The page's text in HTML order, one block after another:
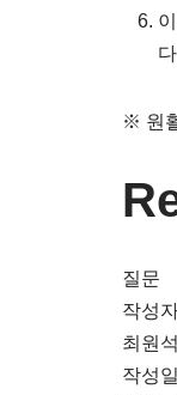
※ 원
질문
작성
최원석
작성일